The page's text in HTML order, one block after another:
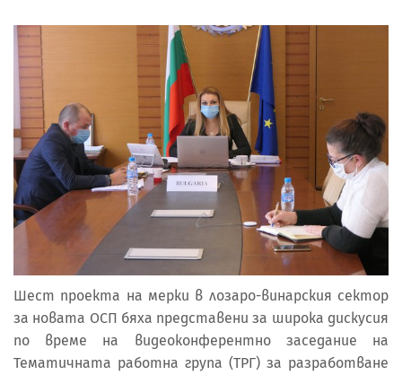
Шест проекта на мерки в лозаро-винарския сектор
за новата ОСП бяха представени за широка дискусия
по време на видеоконферентно заседание на
Тематичната работна група (ТРГ) за разработване